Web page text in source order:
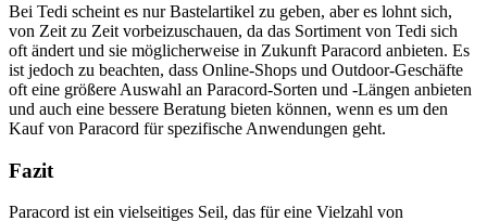
Bei Tedi scheint es nur Bastelartikel zu geben, aber es lohnt sich,
von Zeit zu Zeit vorbeizuschauen, da das Sortiment von Tedi sich
oft ändert und sie möglicherweise in Zukunft Paracord anbieten. Es
ist jedoch zu beachten, dass Online-Shops und Outdoor-Geschäfte
oft eine größere Auswahl an Paracord-Sorten und -Längen anbieten
und auch eine bessere Beratung bieten können, wenn es um den
Kauf von Paracord für spezifische Anwendungen geht.
Fazit
Paracord ist ein vielseitiges Seil, das für eine Vielzahl von